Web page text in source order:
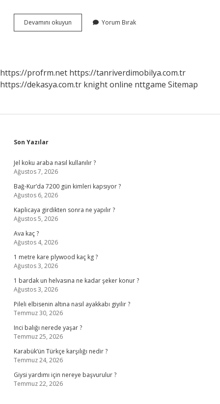
Devamını okuyun
Nasıl
Yorum Bırak
https://profrm.net https://tanriverdimobilya.com.tr
https://dekasya.com.tr knight online nttgame Sitemap
Sidebar
Son Yazılar
Jel koku araba nasıl kullanılır ?
Ağustos 7, 2026
Bağ-Kur’da 7200 gün kimleri kapsıyor ?
Ağustos 6, 2026
Kaplicaya girdikten sonra ne yapılır ?
Ağustos 5, 2026
Ava kaç ?
Ağustos 4, 2026
1 metre kare plywood kaç kg ?
Ağustos 3, 2026
1 bardak un helvasına ne kadar şeker konur ?
Ağustos 3, 2026
Pileli elbisenin altına nasıl ayakkabı giyilir ?
Temmuz 30, 2026
Inci balığı nerede yaşar ?
Temmuz 25, 2026
Karabük’ün Türkçe karşılığı nedir ?
Temmuz 24, 2026
Giysi yardımı için nereye başvurulur ?
Temmuz 22, 2026